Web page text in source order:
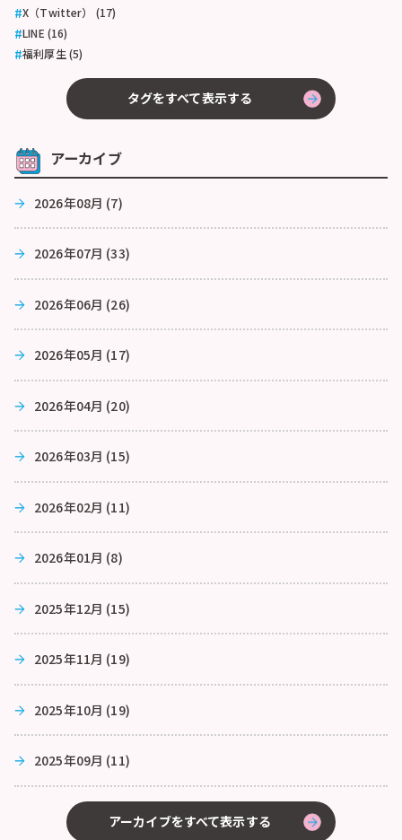
X（Twitter） (17)
LINE (16)
福利厚生 (5)
タグをすべて表示する
アーカイブ
2026年08月 (7)
2026年07月 (33)
2026年06月 (26)
2026年05月 (17)
2026年04月 (20)
2026年03月 (15)
2026年02月 (11)
2026年01月 (8)
2025年12月 (15)
2025年11月 (19)
2025年10月 (19)
2025年09月 (11)
アーカイブをすべて表示する